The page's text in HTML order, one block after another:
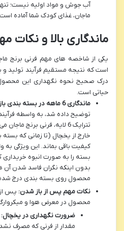
آب جوش و مواد اولیه نیست؛
ماجان، غذای کودک شما آماده
ماندگاری بالا و نکات
یکی از شاخصه های مهم فرنی برنج
است که نتیجه مستقیم فرآیند تولید
درک صحیح نحوه نگهداری این
حیاتی است.
ماندگاری 6 ماهه در بسته بندی باز نشده:
خارج از یخچال (تا زمانی که
کیفیت باقی بماند. این ویژگی به
بسته را به صورت انبوه خریداری
بدون اینکه نگران فاسد شدن آن
محصول روی بسته بندی درج
نکات مهم پس از باز شدن: پس
محصول در معرض هوا و
ضرورت نگهداری در یخچال:
مقدار از فرنی که مصرف